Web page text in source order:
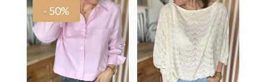
- 50%